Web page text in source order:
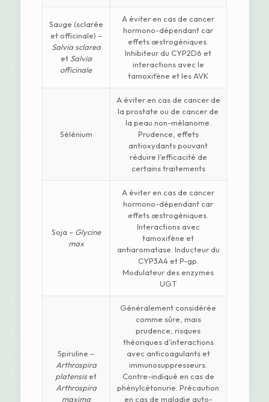
Sauge (sclarée
et officinale) –
Salvia sclarea
etSalvia
officinale
A éviter en cas de cancer
hormono-dépendant car
effets œstrogéniques.
Inhibiteur du CYP2D6 et
interactions avec le
tamoxifène et les AVK
Sélénium
A éviter en cas de cancer de
la prostate ou de cancer de
la peau non-mélanome.
Prudence, effets
antioxydants pouvant
réduire l’efficacité de
certains traitements
Soja – Glycine
max
A éviter en cas de cancer
hormono-dépendant car
effets œstrogéniques.
Interactions avec
tamoxifène et
antiaromatase. Inducteur du
CYP3A4 et P-gp.
Modulateur des enzymes
UGT
Spiruline –
Arthrospira
platensiset
Arthrospira
maxima
Généralement considérée
comme sûre, mais
prudence, risques
théoriques d’interactions
avec anticoagulants et
immunosuppresseurs.
Contre-indiqué en cas de
phénylcétonurie. Précaution
en cas de maladie auto-